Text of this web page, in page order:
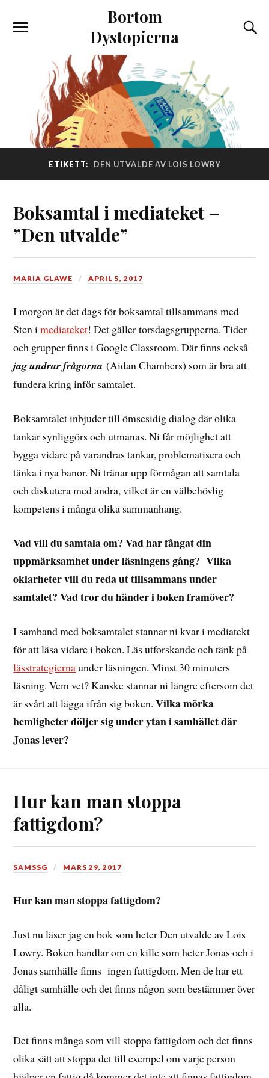
Bortom
Dystopierna
ETIKETT: DEN UTVALDE AV LOIS LOWRY
Boksamtal i mediateket –
”Den utvalde”
MARIA GLAWE APRIL 5, 2017
I morgon är det dags för boksamtal tillsammans med
Sten imediateket! Det gäller torsdagsgrupperna. Tider
och grupper finns i Google Classroom. Där finns också
jag undrar frågorna (Aidan Chambers) som är bra att
fundera kring inför samtalet.
Boksamtalet inbjuder till ömsesidig dialog där olika
tankar synliggörs och utmanas. Ni får möjlighet att
bygga vidare på varandras tankar, problematisera och
tänka i nya banor. Ni tränar upp förmågan att samtala
och diskutera med andra, vilket är en välbehövlig
kompetens i många olika sammanhang.
Vad vill du samtala om? Vad har fångat din
uppmärksamhet under läsningens gång? Vilka
oklarheter vill du reda ut tillsammans under
samtalet? Vad tror du händer i boken framöver?
I samband med boksamtalet stannar ni kvar i mediatekt
för att läsa vidare i boken. Läs utforskande och tänk på
lässtrategiernaunder läsningen. Minst 30 minuters
läsning. Vem vet? Kanske stannar ni längre eftersom det
är svårt att lägga ifrån sig boken.Vilka mörka
hemligheter döljer sig under ytan i samhället där
Jonas lever?
Hur kan man stoppa
fattigdom?
SAMSSG MARS 29, 2017
Hur kan man stoppa fattigdom?
Just nu läser jag en bok som heter Den utvalde av Lois
Lowry. Boken handlar om en kille som heter Jonas och i
Jonas samhälle finns ingen fattigdom. Men de har ett
dåligt samhälle och det finns någon som bestämmer över
alla.
Det finns många som vill stoppa fattigdom och det finns
olika sätt att stoppa det till exempel om varje person